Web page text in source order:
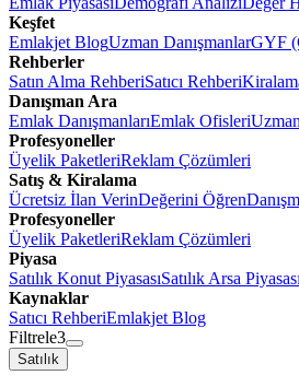
Keşfet
Emlakjet BlogUzman DanışmanlarGYF
Rehberler
Satın Alma RehberiSatıcı Rehberi
Danışman Ara
Emlak DanışmanlarıEmlak Ofisleri
Profesyoneller
Üyelik PaketleriReklam Çözümleri
Satış & Kiralama
Ücretsiz İlan VerinDeğerini Öğren
Profesyoneller
Üyelik PaketleriReklam Çözümleri
Piyasa
Satılık Konut PiyasasıSatılık Arsa Piyasası
Kaynaklar
Satıcı RehberiEmlakjet Blog
Filtrele3
Satılık